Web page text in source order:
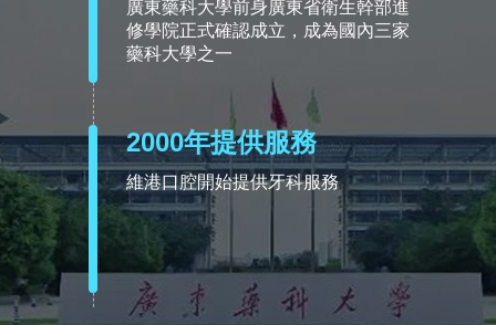
廣東藥科大學前身廣東省衛生幹部進
修學院正式確認成立，成為國內三家
藥科大學之一
2000年提供服務
維港口腔開始提供牙科服務